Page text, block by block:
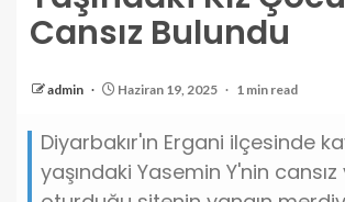
Cansız Bulundu
admin Haziran 19, 2025 1 min read
Diyarbakır'ın Ergani ilçesinde
yaşındaki Yasemin Y'nin